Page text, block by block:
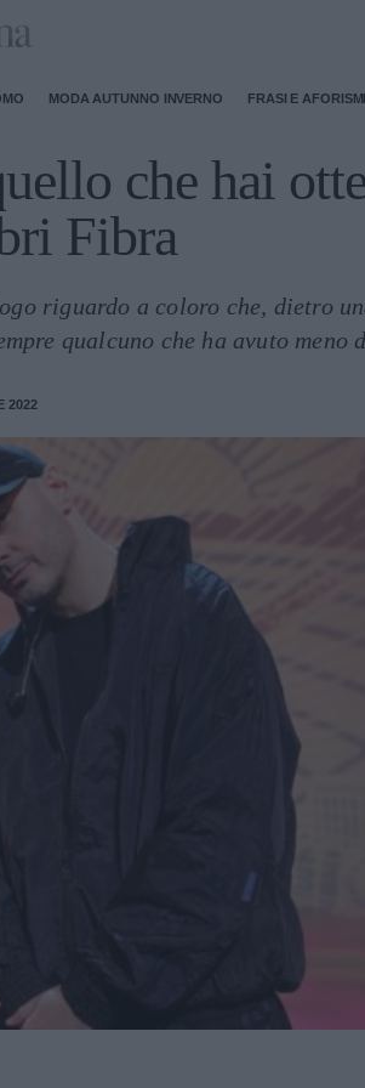
MODA AUTUNNO INVERNO FRASI E AFORISMI
che hai
Fibra
riguardo a coloro che, dietro
qualcuno che ha avuto meno
2022